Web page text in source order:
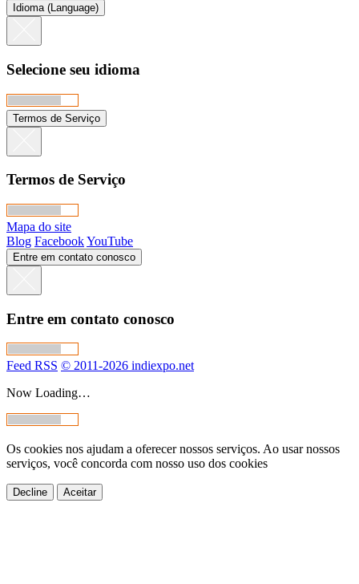
Idioma (Language)
Selecione seu idioma
Termos de Serviço
Termos de Serviço
Mapa do site
Blog FacebookYouTube
Entre em contato conosco
Entre em contato conosco
Feed RSS © 2011-2026 indiexpo.net
Now Loading…
Os cookies nos ajudam a oferecer nossos serviços. Ao usar nossos
serviços, você concorda com nosso uso dos cookies
Decline Aceitar